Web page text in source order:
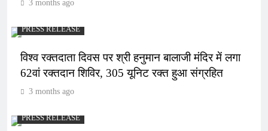
3 months ago
PRESS RELEASE
विश्व रक्तदाता दिवस पर श्री हनुमान बालाजी मंदिर में लगा
62वां रक्तदान शिविर, 305 यूनिट रक्त हुआ संग्रहित
3 months ago
PRESS RELEASE